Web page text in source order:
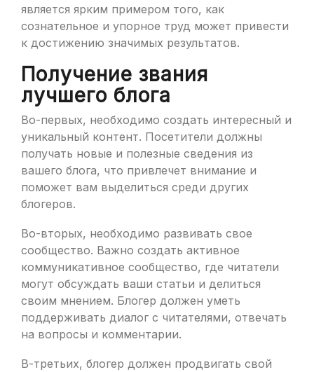
является ярким примером того, как
сознательное и упорное труд может привести
к достижению значимых результатов.
Получение звания
лучшего блога
Во-первых, необходимо создать интересный и
уникальный контент. Посетители должны
получать новые и полезные сведения из
вашего блога, что привлечет внимание и
поможет вам выделиться среди других
блогеров.
Во-вторых, необходимо развивать свое
сообщество. Важно создать активное
коммуникативное сообщество, где читатели
могут обсуждать ваши статьи и делиться
своим мнением. Блогер должен уметь
поддерживать диалог с читателями, отвечать
на вопросы и комментарии.
В-третьих, блогер должен продвигать свой